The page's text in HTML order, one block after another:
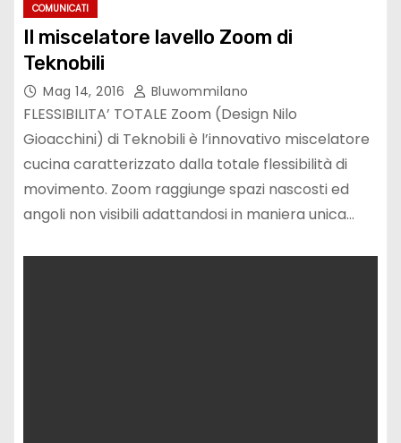
COMUNICATI
Il miscelatore lavello Zoom di
Teknobili
Mag 14, 2016 Bluwommilano
FLESSIBILITA’ TOTALE Zoom (Design Nilo
Gioacchini) di Teknobili è l’innovativo miscelatore
cucina caratterizzato dalla totale flessibilità di
movimento. Zoom raggiunge spazi nascosti ed
angoli non visibili adattandosi in maniera unica…